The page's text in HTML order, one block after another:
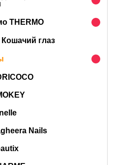
THERMO
глаз
Nails